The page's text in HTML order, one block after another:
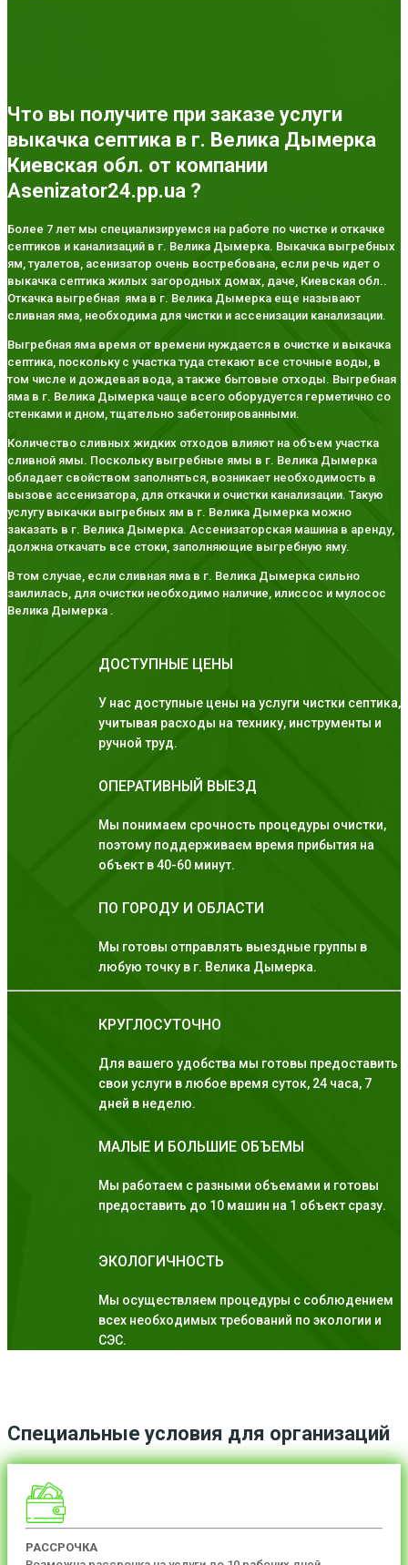
Что вы получите при заказе услуги
выкачка септика в г. Велика Дымерка
Киевская обл. от компании
Asenizator24.pp.ua ?
Более 7 лет мы специализируемся на работе по чистке и откачке
септиков и канализаций в г. Велика Дымерка. Выкачка выгребных
ям, туалетов, асенизатор очень востребована, если речь идет о
выкачка септика жилых загородных домах, даче, Киевская обл..
Откачка выгребная яма в г. Велика Дымерка еще называют
сливная яма, необходима для чистки и ассенизации канализации.
Выгребная яма время от времени нуждается в очистке и выкачка
септика, поскольку с участка туда стекают все сточные воды, в
том числе и дождевая вода, а также бытовые отходы. Выгребная
яма в г. Велика Дымерка чаще всего оборудуется герметично со
стенками и дном, тщательно забетонированными.
Количество сливных жидких отходов влияют на объем участка
сливной ямы. Поскольку выгребные ямы в г. Велика Дымерка
обладает свойством заполняться, возникает необходимость в
вызове ассенизатора, для откачки и очистки канализации. Такую
услугу выкачки выгребных ям в г. Велика Дымерка можно
заказать в г. Велика Дымерка. Ассенизаторская машина в аренду,
должна откачать все стоки, заполняющие выгребную яму.
В том случае, если сливная яма в г. Велика Дымерка сильно
заилилась, для очистки необходимо наличие, илиссос и мулосос
Велика Дымерка .
ДОСТУПНЫЕ ЦЕНЫ
У нас доступные цены на услуги чистки септика,
учитывая расходы на технику, инструменты и
ручной труд.
ОПЕРАТИВНЫЙ ВЫЕЗД
Мы понимаем срочность процедуры очистки,
поэтому поддерживаем время прибытия на
объект в 40-60 минут.
ПО ГОРОДУ И ОБЛАСТИ
Мы готовы отправлять выездные группы в
любую точку в г. Велика Дымерка.
КРУГЛОСУТОЧНО
Для вашего удобства мы готовы предоставить
свои услуги в любое время суток, 24 часа, 7
дней в неделю.
МАЛЫЕ И БОЛЬШИЕ ОБЪЕМЫ
Мы работаем с разными объемами и готовы
предоставить до 10 машин на 1 объект сразу.
ЭКОЛОГИЧНОСТЬ
Мы осуществляем процедуры с соблюдением
всех необходимых требований по экологии и
СЭС.
Специальные условия для организаций
РАССРОЧКА